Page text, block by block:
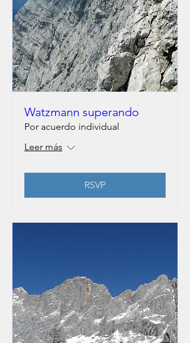
Watzmann superando
Por acuerdo individual
Leer más
RSVP